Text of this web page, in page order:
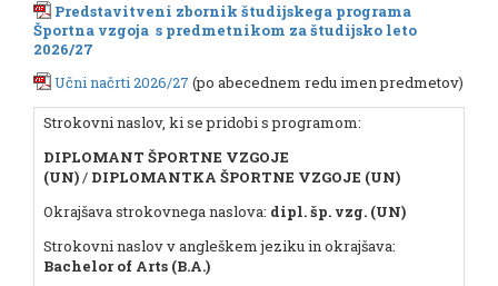
Predstavitveni zbornik študijskega programa
Športna vzgoja s predmetnikom za študijsko leto
2026/27
Učni načrti 2026/27 (po abecednem redu imen predmetov)
Strokovni naslov, ki se pridobi s programom:
DIPLOMANT ŠPORTNE VZGOJE
(UN)/ DIPLOMANTKA ŠPORTNE VZGOJE (UN)
Okrajšava strokovnega naslova: dipl. šp. vzg. (UN)
Strokovni naslov v angleškem jeziku in okrajšava:
Bachelor of Arts (B.A.)